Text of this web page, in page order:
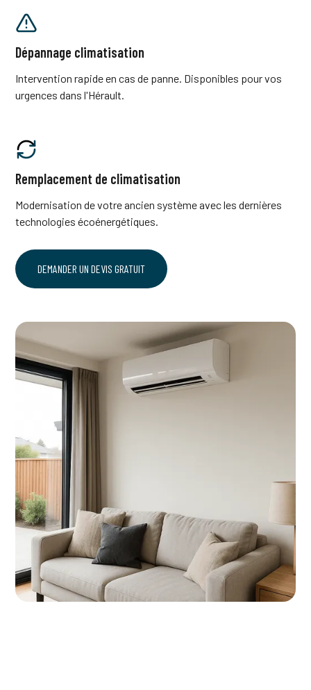
Dépannage climatisation
Intervention rapide en cas de panne. Disponibles pour vos
urgences dans l'Hérault.
Remplacement de climatisation
Modernisation de votre ancien système avec les dernières
technologies écoénergétiques.
DEMANDER UN DEVIS GRATUIT